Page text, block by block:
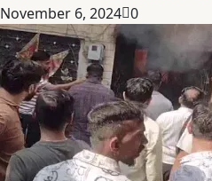
November 6, 2024 0